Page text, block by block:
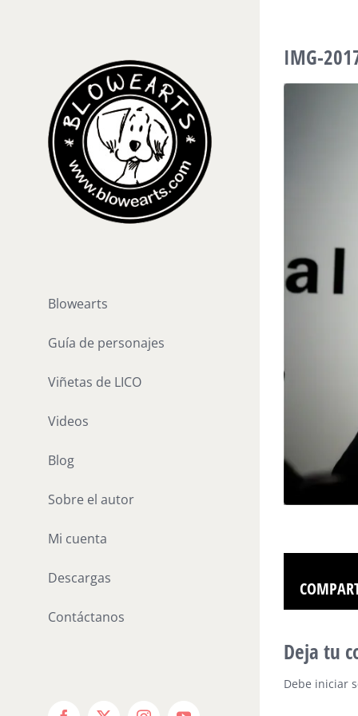
Blowearts
Guía de personajes
Viñetas de LICO
Videos
Blog
Sobre el autor
Mi cuenta
Descargas
Contáctanos
IMG-
Deja tu
Debe iniciar